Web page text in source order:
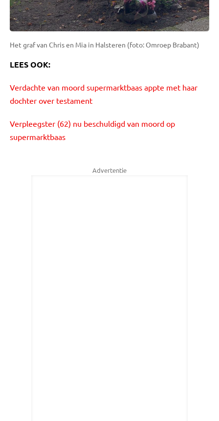
Het graf van Chris en Mia in Halsteren (foto: Omroep Brabant)
LEES OOK:
Verdachte van moord supermarktbaas appte met haar
dochter over testament
Verpleegster (62) nu beschuldigd van moord op
supermarktbaas
Advertentie